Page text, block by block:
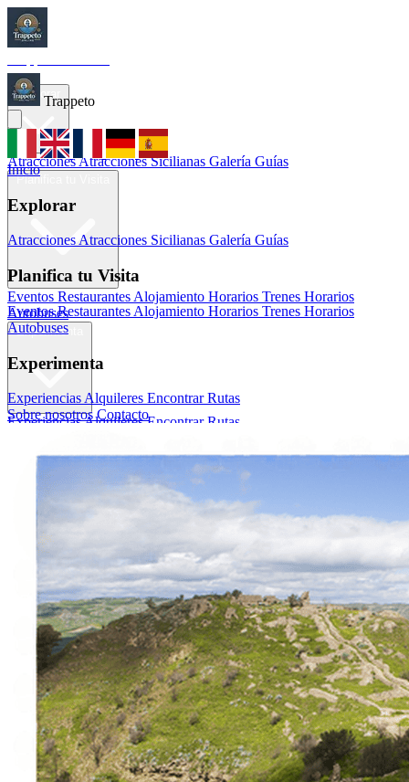
Inicio
AtraccionesAtracciones Sicilianas Galería Guías
Eventos Restaurantes Alojamiento Horarios Trenes Horarios
Autobuses
ExperienciasAlquileresEncontrar Rutas
Italiano Français Deutsch
Trappeto
Inicio
Explorar
AtraccionesAtracciones Sicilianas Galería Guías
Planifica tu Visita
Eventos Restaurantes Alojamiento Horarios Trenes Horarios
Autobuses
Experimenta
Experiencias Alquileres Encontrar Rutas
Sobre nosotros Contacto